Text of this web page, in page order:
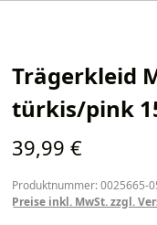
Trägerkleid
türkis/pink
Regulärer Preis:
39,99 €
Produktnummer: 0025665-
Preise inkl. MwSt. zzgl.